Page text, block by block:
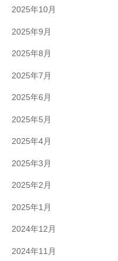
2025年10月
2025年9月
2025年8月
2025年7月
2025年6月
2025年5月
2025年4月
2025年3月
2025年2月
2025年1月
2024年12月
2024年11月